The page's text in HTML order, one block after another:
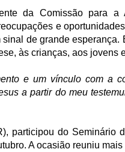
da Comissão para a
e
de grande esperança.
às crianças, aos jovens
e um vínculo com a
a partir do meu
participou do Seminário
A ocasião reuniu